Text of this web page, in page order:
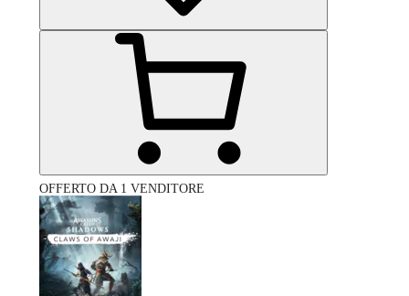
OFFERTO DA 1 VENDITORE